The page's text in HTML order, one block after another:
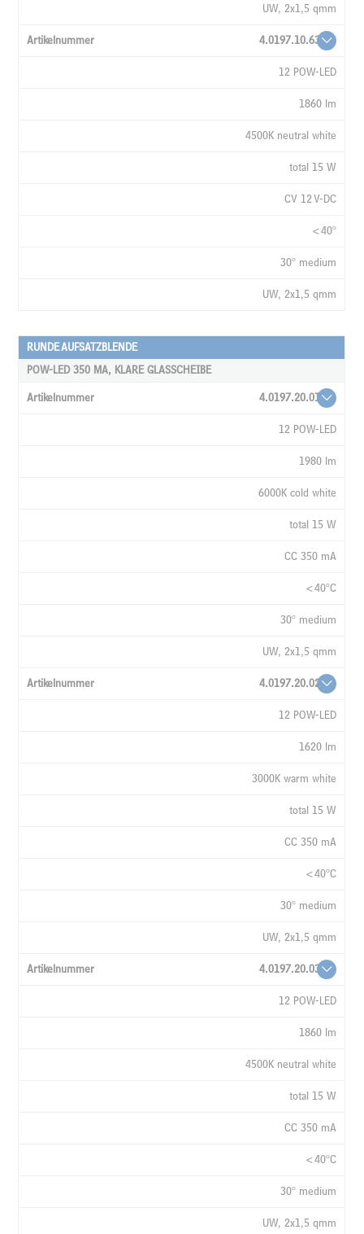
UW, 2x1,5 qmm
4.0197.10.63
12 POW-LED
1860 lm
4500K neutral white
total 15 W
CV 12 V-DC
<40°
30° medium
UW, 2x1,5 qmm
RUNDE AUFSATZBLENDE
POW-LED 350 MA, KLARE GLASSCHEIBE
4.0197.20.01
12 POW-LED
1980 lm
6000K cold white
total 15 W
CC 350 mA
<40°C
30° medium
UW, 2x1,5 qmm
4.0197.20.02
12 POW-LED
1620 lm
3000K warm white
total 15 W
CC 350 mA
<40°C
30° medium
UW, 2x1,5 qmm
4.0197.20.03
12 POW-LED
1860 lm
4500K neutral white
total 15 W
CC 350 mA
<40°C
30° medium
UW, 2x1,5 qmm